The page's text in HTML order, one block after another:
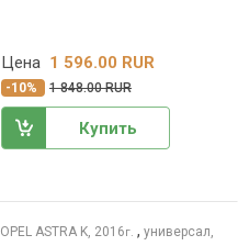
Цена 1 596.00 RUR
-10% 1 848.00 RUR
Купить
OPEL ASTRA K, 2016г. , универсал,